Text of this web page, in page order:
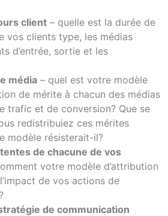
client – quelle est la durée de
vos clients type, les médias
d’entrée, sortie et les
média – quel est votre modèle
de mérite à chacun des médias
trafic et de conversion? Que se
redistribuiez ces mérites
modèle résisterait-il?
de chacune de vos
votre modèle d’attribution
de vos actions de
de communication